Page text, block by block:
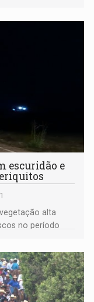
escuridão e
alta
no período